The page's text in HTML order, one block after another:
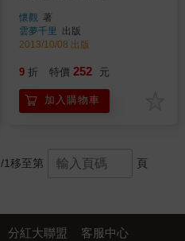
懷觀 著
雲夢千里
出版
2013/10/08 出版
9 折 特價 252 元
加入購物車
/1移至第 頁
分紅大聯盟 客服中心